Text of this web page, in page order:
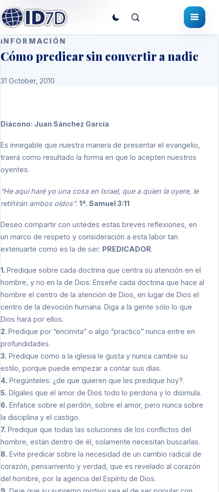
INFORMACIÓN
Cómo predicar sin convertir a nadie
31 October, 2010
Diácono: Juan Sánchez García
Es innegable que nuestra manera de presentar el evangelio,
traerá como resultado la forma en que lo acepten nuestros
oyentes.
“He aquí haré yo una cosa en Israel, que a quien la oyere, le
retiñirán ambos oídos”. 1ª. Samuel 3:11
Deseo compartir con ustedes estas breves reflexiones, en
un marco de respeto y consideración a esta labor tan
extenuarte como es la de ser: PREDICADOR.
1. Predique sobre cada doctrina que centra su atención en el
hombre, y no en la de Dios. Enseñe cada doctrina que hace al
hombre el centro de la atención de Dios, en lugar de Dios el
centro de la devoción humana. Diga a la gente sólo lo que
Dios hará por ellos.
2. Predique por “encimita” o algo “practico” nunca entre en
profundidades.
3. Predique como a la iglesia le gusta y nunca cambie su
estilo, porque puede empezar a contar sus días.
4. Pregúnteles: ¿de que quieren que les predique hoy?.
5. Dígales que el amor de Dios todo lo perdona y lo disimula.
6. Enfatice sobre el perdón, sobre el amor, pero nunca sobre
la disciplina y el castigo.
7. Predique que todas las soluciones de los conflictos del
hombre, están dentro de él, solamente necesitan buscarlas.
8. Evite predicar sobre la necesidad de un cambio radical de
corazón, pensamiento y verdad, que es revelado al corazón
del hombre, por la agencia del Espíritu de Dios.